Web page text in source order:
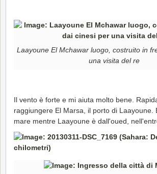
Laayoune El Mchawar luogo, costruito in
una visita del re
Il vento è forte e mi aiuta molto bene.
raggiungere El Marsa, il porto di Laayoune.
mare mentre Laayoune è dall'oued,